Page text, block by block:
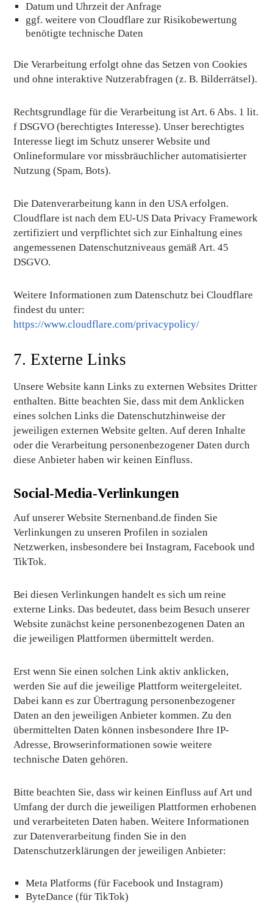
Datum und Uhrzeit der Anfrage
ggf. weitere von Cloudflare zur Risikobewertung
benötigte technische Daten
Die Verarbeitung erfolgt ohne das Setzen von Cookies
und ohne interaktive Nutzerabfragen (z. B. Bilderrätsel).
Rechtsgrundlage für die Verarbeitung ist Art. 6 Abs. 1 lit.
f DSGVO (berechtigtes Interesse). Unser berechtigtes
Interesse liegt im Schutz unserer Website und
Onlineformulare vor missbräuchlicher automatisierter
Nutzung (Spam, Bots).
Die Datenverarbeitung kann in den USA erfolgen.
Cloudflare ist nach dem EU-US Data Privacy Framework
zertifiziert und verpflichtet sich zur Einhaltung eines
angemessenen Datenschutzniveaus gemäß Art. 45
DSGVO.
Weitere Informationen zum Datenschutz bei Cloudflare
findest du unter:
https://www.cloudflare.com/privacypolicy/
7. Externe Links
Unsere Website kann Links zu externen Websites Dritter
enthalten. Bitte beachten Sie, dass mit dem Anklicken
eines solchen Links die Datenschutzhinweise der
jeweiligen externen Website gelten. Auf deren Inhalte
oder die Verarbeitung personenbezogener Daten durch
diese Anbieter haben wir keinen Einfluss.
Social-Media-Verlinkungen
Auf unserer Website Sternenband.de finden Sie
Verlinkungen zu unseren Profilen in sozialen
Netzwerken, insbesondere beiInstagram,Facebook und
TikTok.
Bei diesen Verlinkungen handelt es sich um reine
externe Links. Das bedeutet, dass beim Besuch unserer
Website zunächst keine personenbezogenen Daten an
die jeweiligen Plattformen übermittelt werden.
Erst wenn Sie einen solchen Link aktiv anklicken,
werden Sie auf die jeweilige Plattform weitergeleitet.
Dabei kann es zur Übertragung personenbezogener
Daten an den jeweiligen Anbieter kommen. Zu den
übermittelten Daten können insbesondere Ihre IP-
Adresse, Browserinformationen sowie weitere
technische Daten gehören.
Bitte beachten Sie, dass wir keinen Einfluss auf Art und
Umfang der durch die jeweiligen Plattformen erhobenen
und verarbeiteten Daten haben. Weitere Informationen
zur Datenverarbeitung finden Sie in den
Datenschutzerklärungen der jeweiligen Anbieter:
Meta Platforms (für Facebook und Instagram)
ByteDance (für TikTok)